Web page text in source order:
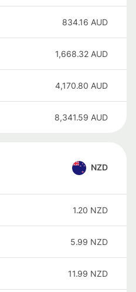
834.16 AUD
1,668.32 AUD
4,170.80 AUD
8,341.59 AUD
NZD
1.20 NZD
5.99 NZD
11.99 NZD